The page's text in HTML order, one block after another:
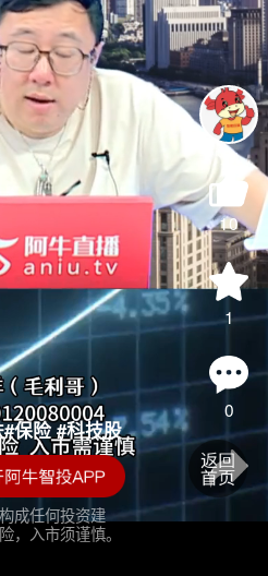
10
1
0
保险 #科技股
成任何投资建
，入市须谨慎。